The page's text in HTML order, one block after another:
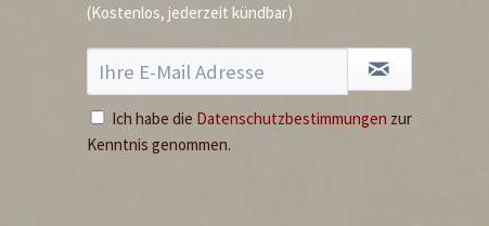
(Kostenlos, jederzeit kündbar)
Ich habe die Datenschutzbestimmungen zur
Kenntnis genommen.